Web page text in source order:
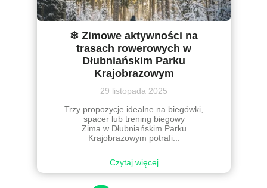
❄ Zimowe aktywności na
trasach rowerowych w
Dłubniańskim Parku
Krajobrazowym
29 listopada 2025
Trzy propozycje idealne na biegówki,
spacer lub trening biegowy
Zima w Dłubniańskim Parku
Krajobrazowym potrafi...
Czytaj więcej